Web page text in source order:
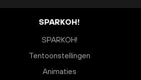
SPARKOH!
SPARKOH!
Tentoonstellingen
Animaties